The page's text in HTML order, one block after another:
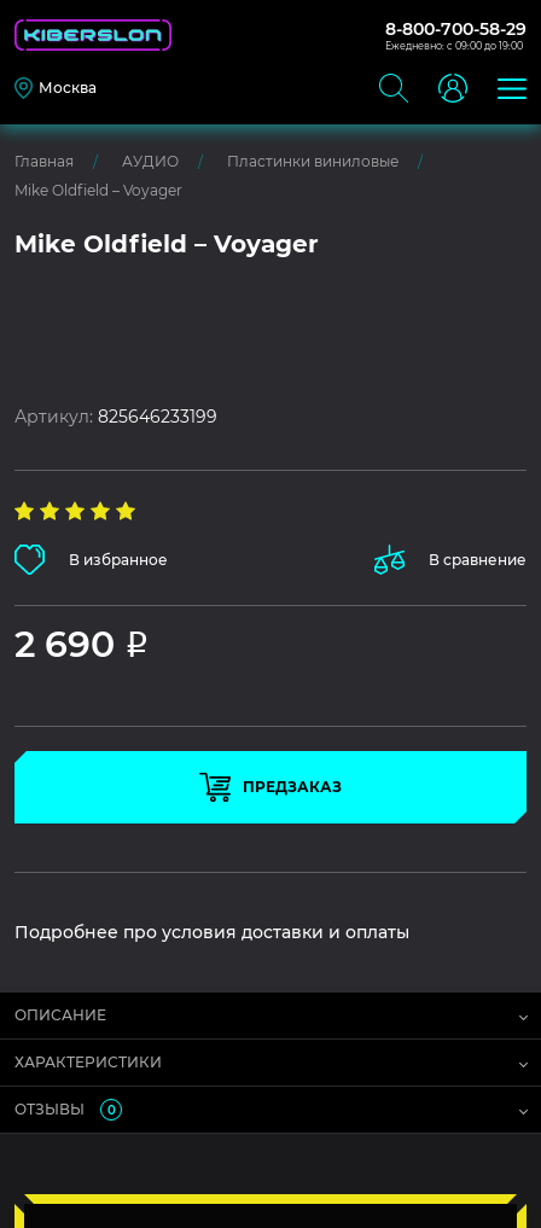
8-800-700-58-29
Ежедневно: с 09:00 до 19:00
Москва
Главная АУДИО
Пластинки виниловые
Mike Oldfield – Voyager
Mike Oldfield – Voyager
Артикул:825646233199
В избранное В сравнение
2 690 Р
ПРЕДЗАКАЗ
Подробнее про условия доставки и оплаты
ОПИСАНИЕ
ХАРАКТЕРИСТИКИ
ОТЗЫВЫ 0